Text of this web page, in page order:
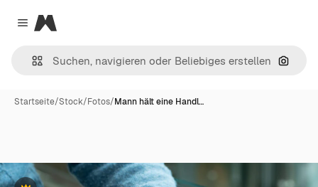
Close menu
Magnific
Nach
Startseite/Stock/Fotos/Mann hält eine Handl…